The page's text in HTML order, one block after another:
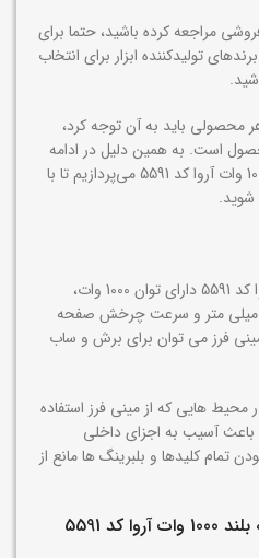
مراجعه کرده باشید، حتما برای
تولیدکننده ابزار برای انتخاب
محصولی باید به آن توجه کرد،
است. به همین دلیل در ادامه
به بررسی مینی فرز دسته بلند 1000 وات آروا کد 5591 می‌پردازیم تا با
شوید.
مینی فرز دسته بلند 1000 وات آروا کد 5591 دارای توان 1000 وات،
حداکثر قطر صفحه سنگ فرز 115 میلی متر و سرعت چرخش صفحه
مینی فرز می توان برای برش و ساب
محیط هایی که از مینی فرز استفاده
آسیب به اجزای داخلی
تمام کلیدها و بلبرینگ ها مانع از
5591